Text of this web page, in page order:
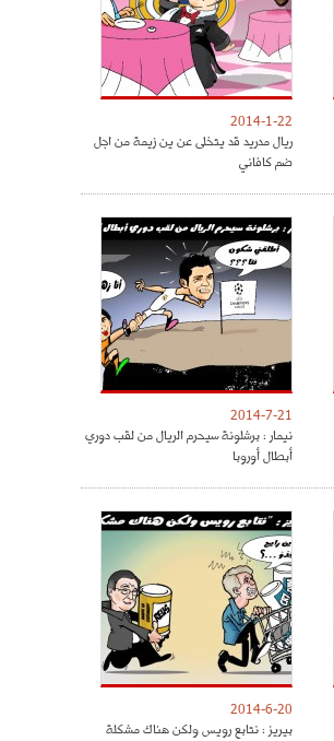
2014-1-22
ريال مدريد قد يتخلى عن ين زيمة من اجل
ضم كافاني
2014-7-21
نيمار : برشلونة سيحرم الريال من لقب دوري
أبطال أوروبا
2014-6-20
بيريز : نتابع رويس ولكن هناك مشكلة